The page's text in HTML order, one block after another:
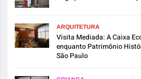
ARQUITETURA
Visita Mediada: A Caixa
enquanto Patrimônio
São Paulo